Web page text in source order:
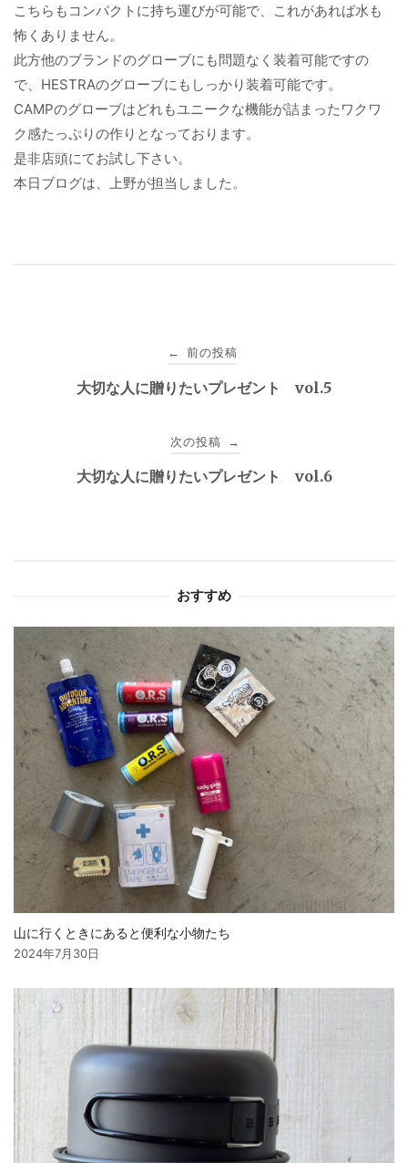
こちらもコンパクトに持ち運びが可能で、これがあれば水も
怖くありません。
此方他のブランドのグローブにも問題なく装着可能ですの
で、HESTRAのグローブにもしっかり装着可能です。
CAMPのグローブはどれもユニークな機能が詰まったワクワ
ク感たっぷりの作りとなっております。
是非店頭にてお試し下さい。
本日ブログは、上野が担当しました。
← 前の投稿
大切な人に贈りたいプレゼント vol.5
次の投稿 →
大切な人に贈りたいプレゼント vol.6
おすすめ
山に行くときにあると便利な小物たち
2024年7月30日